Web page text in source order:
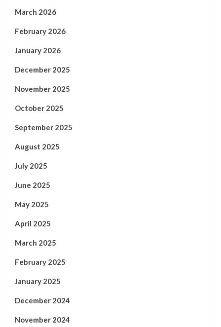
March 2026
February 2026
January 2026
December 2025
November 2025
October 2025
September 2025
August 2025
July 2025
June 2025
May 2025
April 2025
March 2025
February 2025
January 2025
December 2024
November 2024